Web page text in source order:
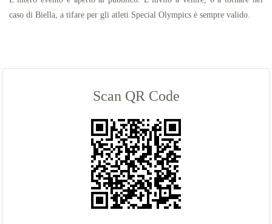
caso di Biella, a tifare per gli atleti Special Olympics è sempre valido.
Scan QR Code